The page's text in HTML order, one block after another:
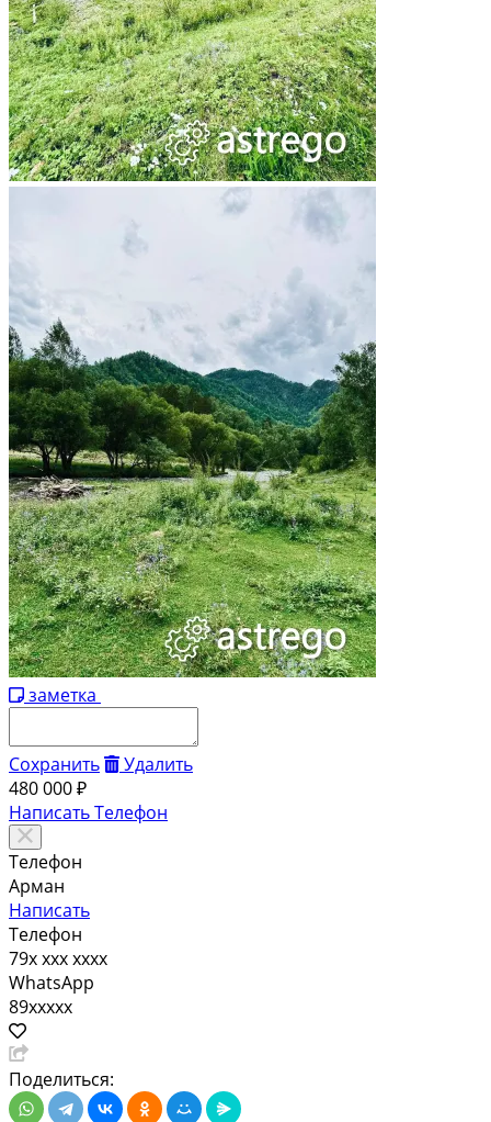
заметка
Сохранить
Удалить
480 000 ₽
НаписатьТелефон
Телефон
Арман
Написать
Телефон
79x xxx xxxx
WhatsApp
89xxxxx
Поделиться: